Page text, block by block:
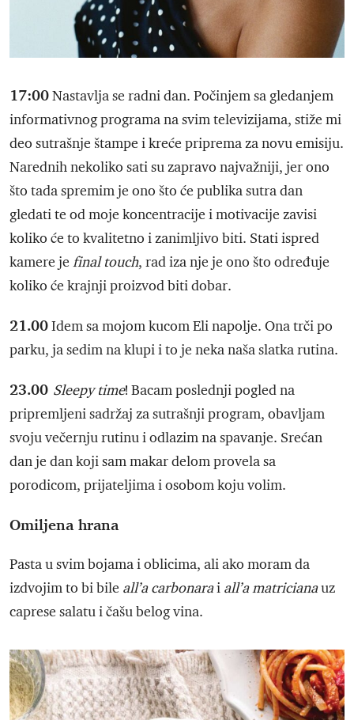
17:00Nastavlja se radni dan. Počinjem sa gledanjem
informativnog programa na svim televizijama, stiže mi
deo sutrašnje štampe i kreće priprema za novu emisiju.
Narednih nekoliko sati su zapravo najvažniji, jer ono
što tada spremim je ono što će publika sutra dan
gledati te od moje koncentracije i motivacije zavisi
koliko će to kvalitetno i zanimljivo biti. Stati ispred
kamere je final touch, rad iza nje je ono što određuje
koliko će krajnji proizvod biti dobar.
21.00Idem sa mojom kucom Eli napolje. Ona trči po
parku, ja sedim na klupi i to je neka naša slatka rutina.
23.00 Sleepy time! Bacam poslednji pogled na
pripremljeni sadržaj za sutrašnji program, obavljam
svoju večernju rutinu i odlazim na spavanje. Srećan
dan je dan koji sam makar delom provela sa
porodicom, prijateljima i osobom koju volim.
Omiljena hrana
Pasta u svim bojama i oblicima, ali ako moram da
izdvojim to bi bile all’a carbonarai all’a matricianauz
caprese salatu i čašu belog vina.